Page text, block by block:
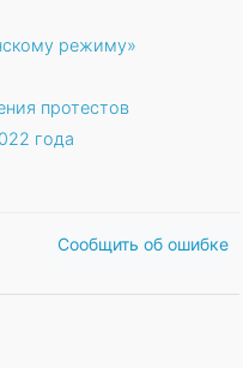
режиму»
протестов
года
Сообщить об ошибке